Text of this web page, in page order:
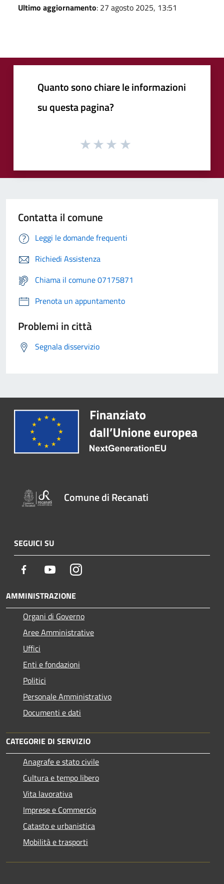
Ultimo aggiornamento: 27 agosto 2025, 13:51
Quanto sono chiare le informazioni
su questa pagina?
Contatta il comune
Leggi le domande frequenti
Richiedi Assistenza
Chiama il comune 07175871
Prenota un appuntamento
Problemi in città
Segnala disservizio
Comune di Recanati
SEGUICI SU
Facebook YoutubeInstagram
AMMINISTRAZIONE
Organi di Governo
Aree Amministrative
Uffici
Enti e fondazioni
Politici
Personale Amministrativo
Documenti e dati
CATEGORIE DI SERVIZIO
Anagrafe e stato civile
Cultura e tempo libero
Vita lavorativa
Imprese e Commercio
Catasto e urbanistica
Mobilità e trasporti